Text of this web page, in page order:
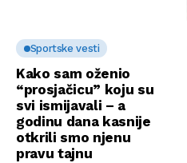
Sportske vesti
Kako sam oženio
“prosjačicu” koju su
svi ismijavali – a
godinu dana kasnije
otkrili smo njenu
pravu tajnu